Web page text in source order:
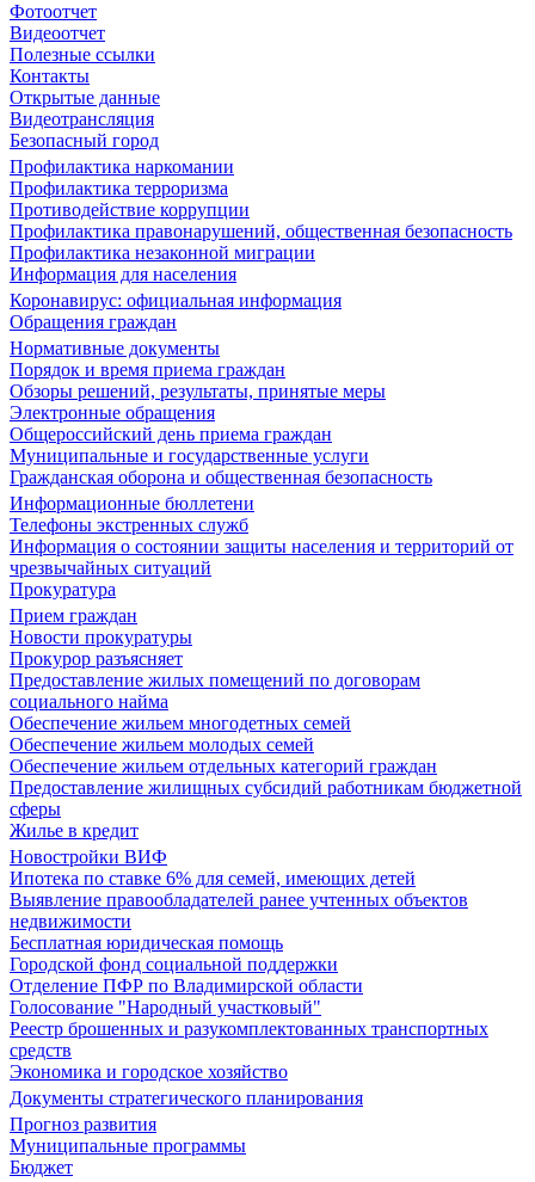
Фотоотчет
Видеоотчет
Полезные ссылки
Контакты
Открытые данные
Видеотрансляция
Безопасный город
Профилактика наркомании
Профилактика терроризма
Противодействие коррупции
Профилактика правонарушений, общественная безопасность
Профилактика незаконной миграции
Информация для населения
Коронавирус: официальная информация
Обращения граждан
Нормативные документы
Порядок и время приема граждан
Обзоры решений, результаты, принятые меры
Электронные обращения
Общероссийский день приема граждан
Муниципальные и государственные услуги
Гражданская оборона и общественная безопасность
Информационные бюллетени
Телефоны экстренных служб
Информация о состоянии защиты населения и территорий от
чрезвычайных ситуаций
Прокуратура
Прием граждан
Новости прокуратуры
Прокурор разъясняет
Предоставление жилых помещений по договорам
социального найма
Обеспечение жильем многодетных семей
Обеспечение жильем молодых семей
Обеспечение жильем отдельных категорий граждан
Предоставление жилищных субсидий работникам бюджетной
сферы
Жилье в кредит
Новостройки ВИФ
Ипотека по ставке 6% для семей, имеющих детей
Выявление правообладателей ранее учтенных объектов
недвижимости
Бесплатная юридическая помощь
Городской фонд социальной поддержки
Отделение ПФР по Владимирской области
Голосование "Народный участковый"
Реестр брошенных и разукомплектованных транспортных
средств
Экономика и городское хозяйство
Документы стратегического планирования
Прогноз развития
Муниципальные программы
Бюджет